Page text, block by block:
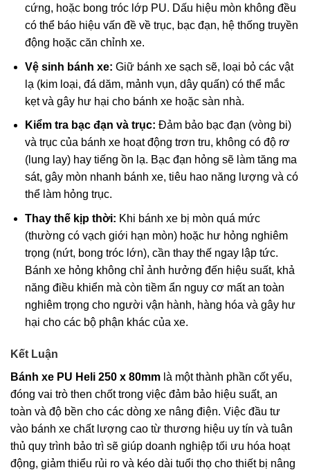
cứng, hoặc bong tróc lớp PU. Dấu hiệu mòn không đều
có thể báo hiệu vấn đề về trục, bạc đạn, hệ thống truyền
động hoặc căn chỉnh xe.
Vệ sinh bánh xe: Giữ bánh xe sạch sẽ, loại bỏ các vật
lạ (kim loại, đá dăm, mảnh vụn, dây quấn) có thể mắc
kẹt và gây hư hại cho bánh xe hoặc sàn nhà.
Kiểm tra bạc đạn và trục: Đảm bảo bạc đạn (vòng bi)
và trục của bánh xe hoạt động trơn tru, không có độ rơ
(lung lay) hay tiếng ồn lạ. Bạc đạn hỏng sẽ làm tăng ma
sát, gây mòn nhanh bánh xe, tiêu hao năng lượng và có
thể làm hỏng trục.
Thay thế kịp thời: Khi bánh xe bị mòn quá mức
(thường có vạch giới hạn mòn) hoặc hư hỏng nghiêm
trọng (nứt, bong tróc lớn), cần thay thế ngay lập tức.
Bánh xe hỏng không chỉ ảnh hưởng đến hiệu suất, khả
năng điều khiển mà còn tiềm ẩn nguy cơ mất an toàn
nghiêm trọng cho người vận hành, hàng hóa và gây hư
hại cho các bộ phận khác của xe.
Kết Luận
Bánh xe PU Heli 250 x 80mm là một thành phần cốt yếu,
đóng vai trò then chốt trong việc đảm bảo hiệu suất, an
toàn và độ bền cho các dòng xe nâng điện. Việc đầu tư
vào bánh xe chất lượng cao từ thương hiệu uy tín và tuân
thủ quy trình bảo trì sẽ giúp doanh nghiệp tối ưu hóa hoạt
động, giảm thiểu rủi ro và kéo dài tuổi thọ cho thiết bị nâng